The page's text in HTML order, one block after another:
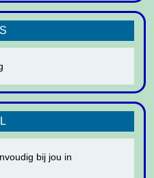
bij jou in